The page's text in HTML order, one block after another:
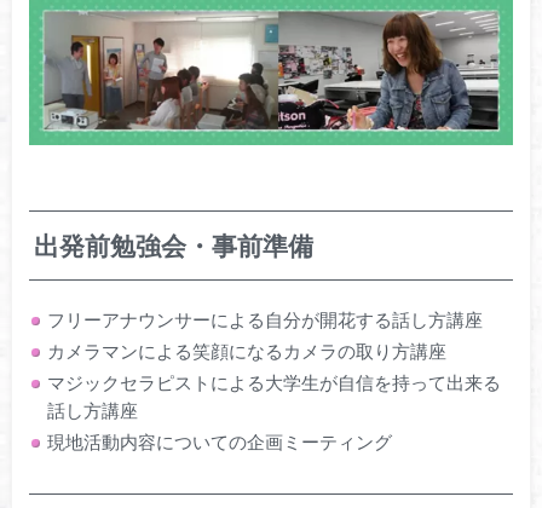
出発前勉強会・事前準備
フリーアナウンサーによる自分が開花する話し方講座
カメラマンによる笑顔になるカメラの取り方講座
マジックセラピストによる大学生が自信を持って出来る
話し方講座
現地活動内容についての企画ミーティング